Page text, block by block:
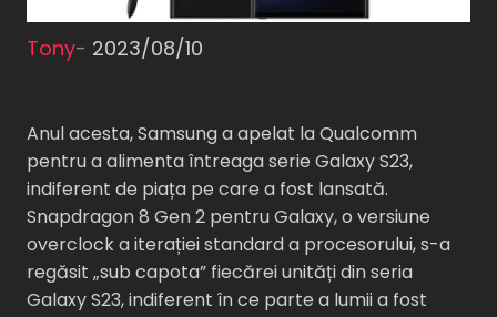
Tony- 2023/08/10
Anul acesta, Samsung a apelat la Qualcomm
pentru a alimenta întreaga serie Galaxy S23,
indiferent de piața pe care a fost lansată.
Snapdragon 8 Gen 2 pentru Galaxy, o versiune
overclock a iterației standard a procesorului, s-a
regăsit „sub capota” fiecărei unități din seria
Galaxy S23, indiferent în ce parte a lumii a fost